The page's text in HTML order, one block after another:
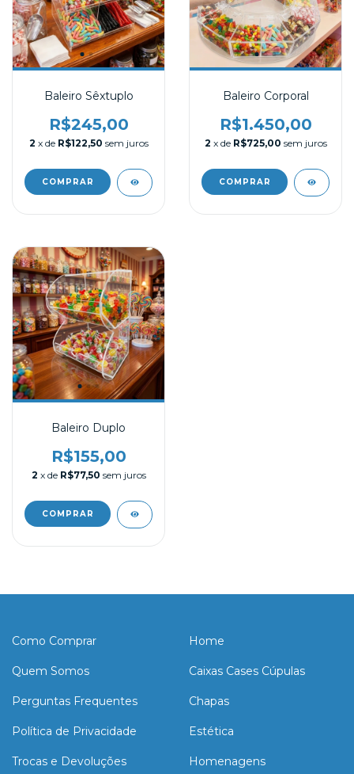
Baleiro Sêxtuplo
R$245,00
2 x de R$122,50 sem juros
Baleiro Corporal
R$1.450,00
2 x de R$725,00 sem juros
Baleiro Duplo
R$155,00
2 x de R$77,50 sem juros
Como Comprar
Quem Somos
Perguntas Frequentes
Política de Privacidade
Trocas e Devoluções
Home
Caixas Cases Cúpulas
Chapas
Estética
Homenagens